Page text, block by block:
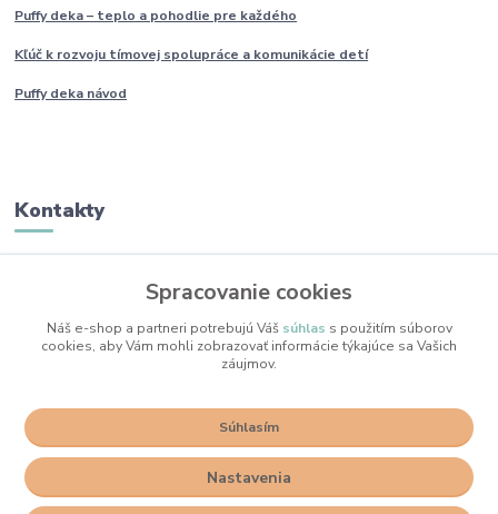
Puffy deka – teplo a pohodlie pre každého
Kľúč k rozvoju tímovej spolupráce a komunikácie detí
Puffy deka návod
Kontakty
+421 950 436 258
(Po-Pia, 9-17 hod.)
Spracovanie cookies
Náš e-shop a partneri potrebujú Váš súhlas s použitím súborov
cookies, aby Vám mohli zobrazovať informácie týkajúce sa Vašich
záujmov.
Nastavenia
Súhlasím